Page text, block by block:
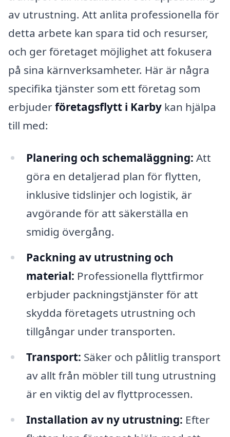
av utrustning. Att anlita professionella för
detta arbete kan spara tid och resurser,
och ger företaget möjlighet att fokusera
på sina kärnverksamheter. Här är några
specifika tjänster som ett företag som
erbjuderföretagsflytt i Karby kan hjälpa
till med:
Planering och schemaläggning: Att
göra en detaljerad plan för flytten,
inklusive tidslinjer och logistik, är
avgörande för att säkerställa en
smidig övergång.
Packning av utrustning och
material: Professionella flyttfirmor
erbjuder packningstjänster för att
skydda företagets utrustning och
tillgångar under transporten.
Transport: Säker och pålitlig transport
av allt från möbler till tung utrustning
är en viktig del av flyttprocessen.
Installation av ny utrustning: Efter